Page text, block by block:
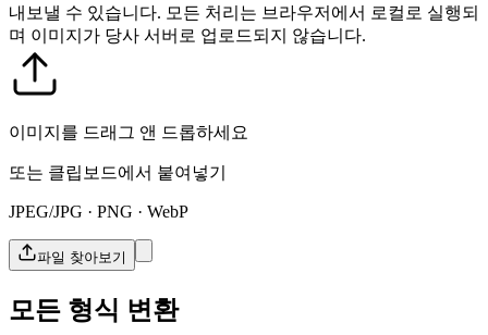
내보낼 수 있습니다. 모든 처리는 브라우저에서 로컬로 실행되
며 이미지가 당사 서버로 업로드되지 않습니다.
이미지를 드래그 앤 드롭하세요
또는 클립보드에서 붙여넣기
JPEG/JPG · PNG · WebP
파일 찾아보기
모든 형식 변환